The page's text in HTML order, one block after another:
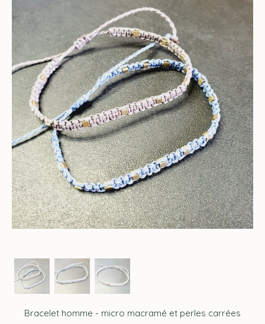
Bracelet homme - micro macramé et perles carrées